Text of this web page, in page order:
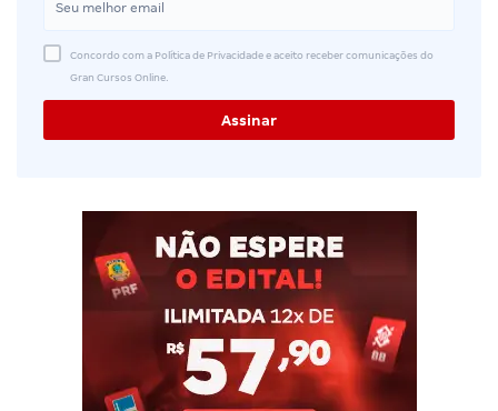
Concordo com a Política de Privacidade e aceito receber comunicações do
Gran Cursos Online.